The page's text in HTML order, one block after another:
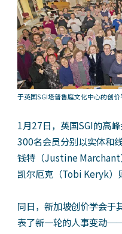
于英国SGI塔普鲁庭文化中心的创价
1月27日，英国SGI的高
300名会员分别以实体和
钱特（Justine Marchant
凯尔厄克（Tobi Keryk）
同日，新加坡创价学会于
表了新一轮的人事变动